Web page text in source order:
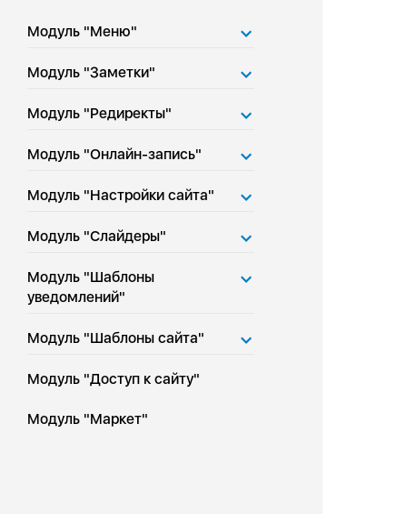
Модуль "Меню"
Модуль "Заметки"
Модуль "Редиректы"
Модуль "Онлайн-запись"
Модуль "Настройки сайта"
Модуль "Слайдеры"
Модуль "Шаблоны
уведомлений"
Модуль "Шаблоны сайта"
Модуль "Доступ к сайту"
Модуль "Маркет"